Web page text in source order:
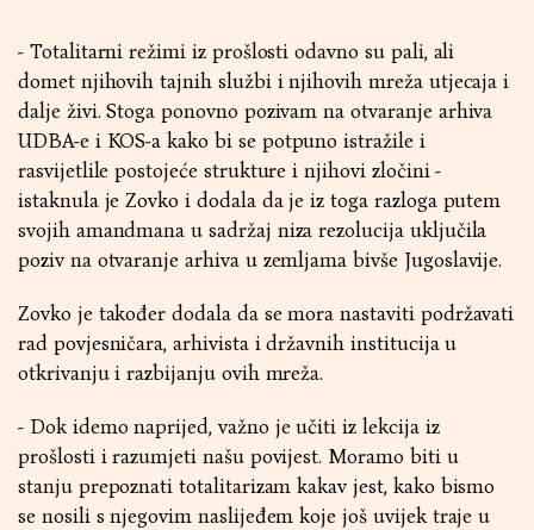
- Totalitarni režimi iz prošlosti odavno su pali, ali
domet njihovih tajnih službi i njihovih mreža utjecaja i
dalje živi. Stoga ponovno pozivam na otvaranje arhiva
UDBA-e i KOS-a kako bi se potpuno istražile i
rasvijetlile postojeće strukture i njihovi zločini -
istaknula je Zovko i dodala da je iz toga razloga putem
svojih amandmana u sadržaj niza rezolucija uključila
poziv na otvaranje arhiva u zemljama bivše Jugoslavije.
Zovko je također dodala da se mora nastaviti podržavati
rad povjesničara, arhivista i državnih institucija u
otkrivanju i razbijanju ovih mreža.
- Dok idemo naprijed, važno je učiti iz lekcija iz
prošlosti i razumjeti našu povijest. Moramo biti u
stanju prepoznati totalitarizam kakav jest, kako bismo
se nosili s njegovim naslijeđem koje još uvijek traje u